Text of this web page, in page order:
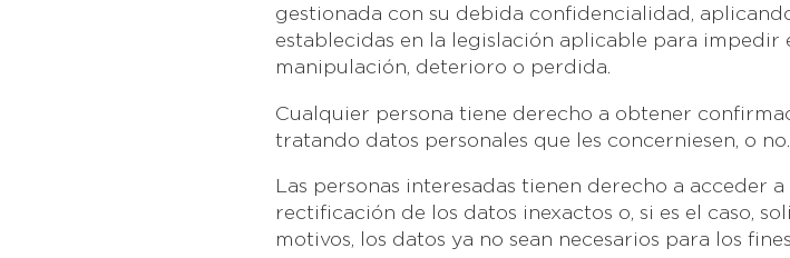
gestionada con su debida confidencialidad,
establecidas en la legislación aplicable para impedir
manipulación, deterioro o perdida.
Cualquier persona tiene derecho a obtener
tratando datos personales que les concerniesen, o no.
Las personas interesadas tienen derecho a acceder
rectificación de los datos inexactos o, si es el caso,
motivos, los datos ya no sean necesarios para los